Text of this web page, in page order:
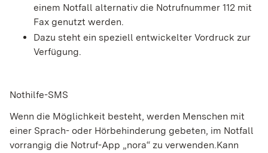
einem Notfall alternativ die Notrufnummer 112 mit
Fax genutzt werden.
Dazu steht ein speziell entwickelter Vordruck zur
Verfügung.
Nothilfe-SMS
Wenn die Möglichkeit besteht, werden Menschen mit
einer Sprach- oder Hörbehinderung gebeten, im Notfall
vorrangig die Notruf-App „nora“ zu verwenden.Kann